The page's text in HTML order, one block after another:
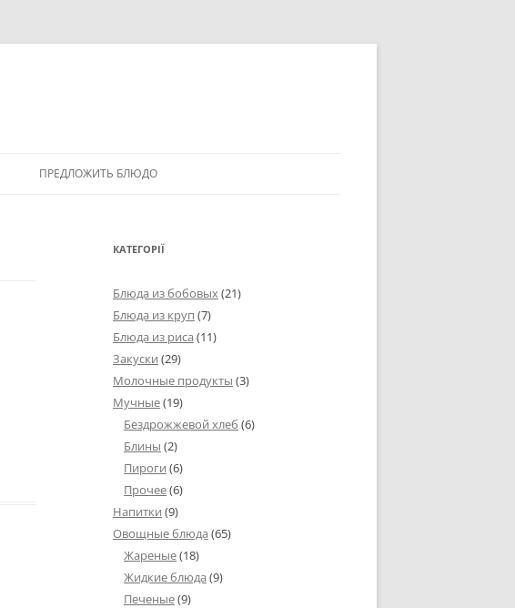
ПРЕДЛОЖИТЬ БЛЮДО
КАТЕГОРІЇ
Блюда из бобовых(21)
Блюда из круп (7)
Блюда из риса (11)
Закуски (29)
Молочные продукты (3)
Мучные(19)
Бездрожжевой хлеб (6)
Блины (2)
Пироги (6)
Прочее(6)
Напитки (9)
Овощные блюда (65)
Жареные(18)
Жидкие блюда (9)
Печеные(9)